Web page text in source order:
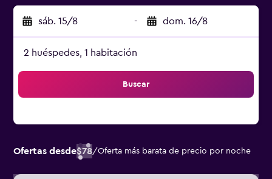
sáb. 15/8 - dom. 16/8
2 huéspedes, 1 habitación
Buscar
Ofertas desde$78/Oferta más barata de precio por noche